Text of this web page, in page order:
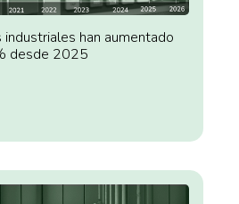
han aumentado
desde 2025